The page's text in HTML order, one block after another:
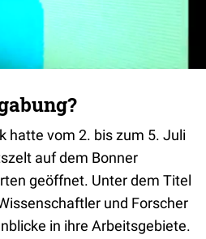
hatte vom 2. bis zum 5. Juli
auf dem Bonner
geöffnet. Unter dem Titel
und Forscher
in ihre Arbeitsgebiete.